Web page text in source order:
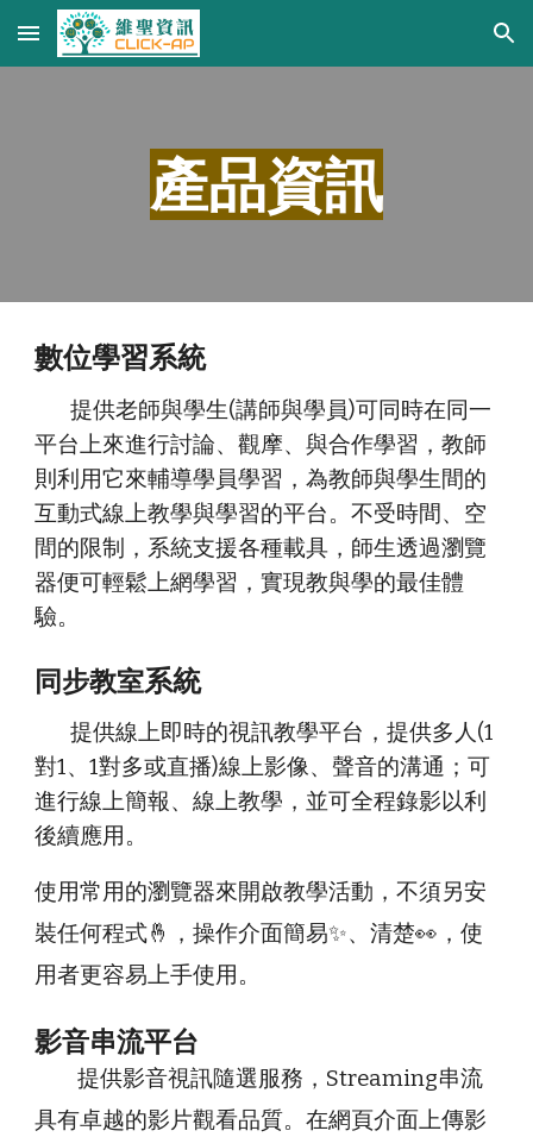
Skip to main content Skip to navigation
產品資訊
數位學習系統
提供老師與學生(講師與學員)可同時在同一
平台上來進行討論、觀摩、與合作學習，教師
則利用它來輔導學員學習，為教師與學生間的
互動式線上教學與學習的平台。不受時間、空
間的限制，系統支援各種載具，師生透過瀏覽
器便可輕鬆上網學習，實現教與學的最佳體
驗。
同步教室系統
提供線上即時的視訊教學平台，提供多人(1
對1、1對多或直播)線上影像、聲音的溝通；可
進行線上簡報、線上教學，並可全程錄影以利
後續應用。
使用常用的瀏覽器來開啟教學活動，不須另安
裝任何程式🤞，操作介面簡易✨、清楚👀，使
用者更容易上手使用。
影音串流平台
提供影音視訊隨選服務，Streaming串流
具有卓越的影片觀看品質。在網頁介面上傳影